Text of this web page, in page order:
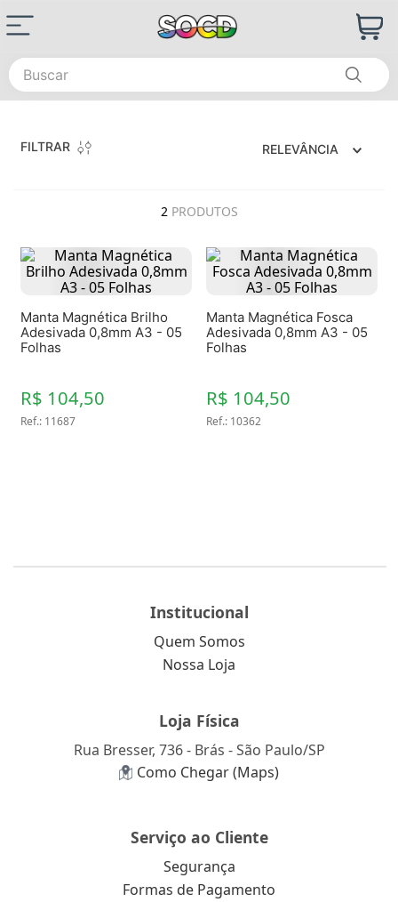
Buscar
RELEVÂNCIA
FILTRAR
2 PRODUTOS
Manta Magnética Brilho
Adesivada 0,8mm A3 - 05
Folhas
R$ 104,50
Ref.: 11687
Manta Magnética Fosca
Adesivada 0,8mm A3 - 05
Folhas
R$ 104,50
Ref.: 10362
Institucional
Quem Somos
Nossa Loja
Loja Física
Rua Bresser, 736 - Brás - São Paulo/SP
Como Chegar (Maps)
Serviço ao Cliente
Segurança
Formas de Pagamento